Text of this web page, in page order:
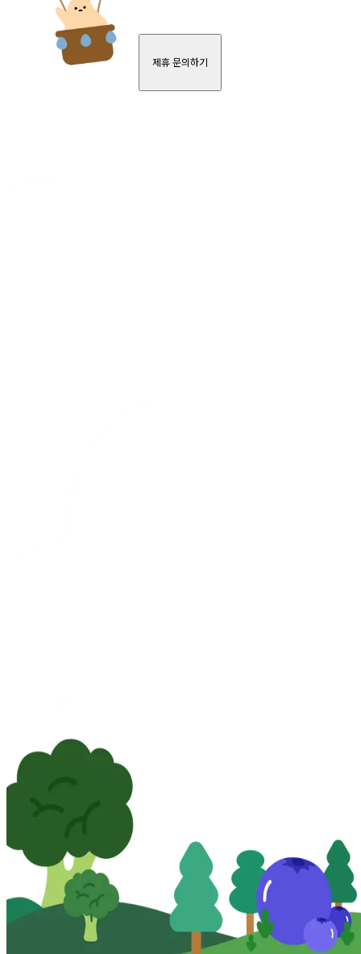
제휴 문의하기